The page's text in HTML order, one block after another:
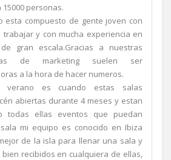
personas.
esta compuesto de gente joven con
trabajar y con mucha experiencia en
gran escala.Gracias a nuestras
de marketing suelen ser
a la hora de hacer numeros.
verano es cuando estas salas
abiertas durante 4 meses y estan
todas ellas eventos que puedan
mi equipo es conocido en Ibiza
de la isla para llenar una sala y
bien recibidos en cualquiera de ellas,